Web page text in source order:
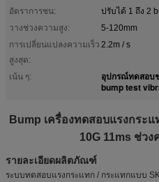
อัตราการชน:
ปรับได้ 1 ถึง 2
วางช่วงความสูง:
5-120mm
การเปลี่ยนแปลงความเร็ว
สูงสุด:
2.2m / s
เน้น ๆ: อุปกรณ์ทดสอบ
bump test
Bump เครื่องทดสอบแรงกระ
10G 11ms ช่วง
รายละเอียดผลิตภัณฑ์
ระบบทดสอบแรงกระแทก / กระแทกแบบ